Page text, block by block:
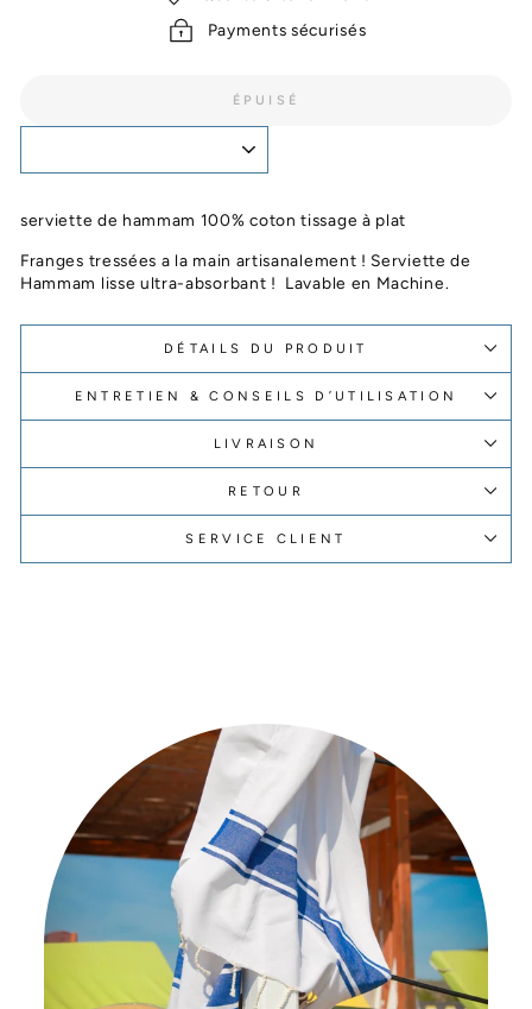
Payments sécurisés
ÉPUISÉ
serviette de hammam 100% coton tissage à plat
Franges tressées a la main artisanalement ! Serviette de
Hammam lisse ultra-absorbant ! Lavable en Machine.
DÉTAILS DU PRODUIT
ENTRETIEN & CONSEILS D’UTILISATION
LIVRAISON
RETOUR
SERVICE CLIENT